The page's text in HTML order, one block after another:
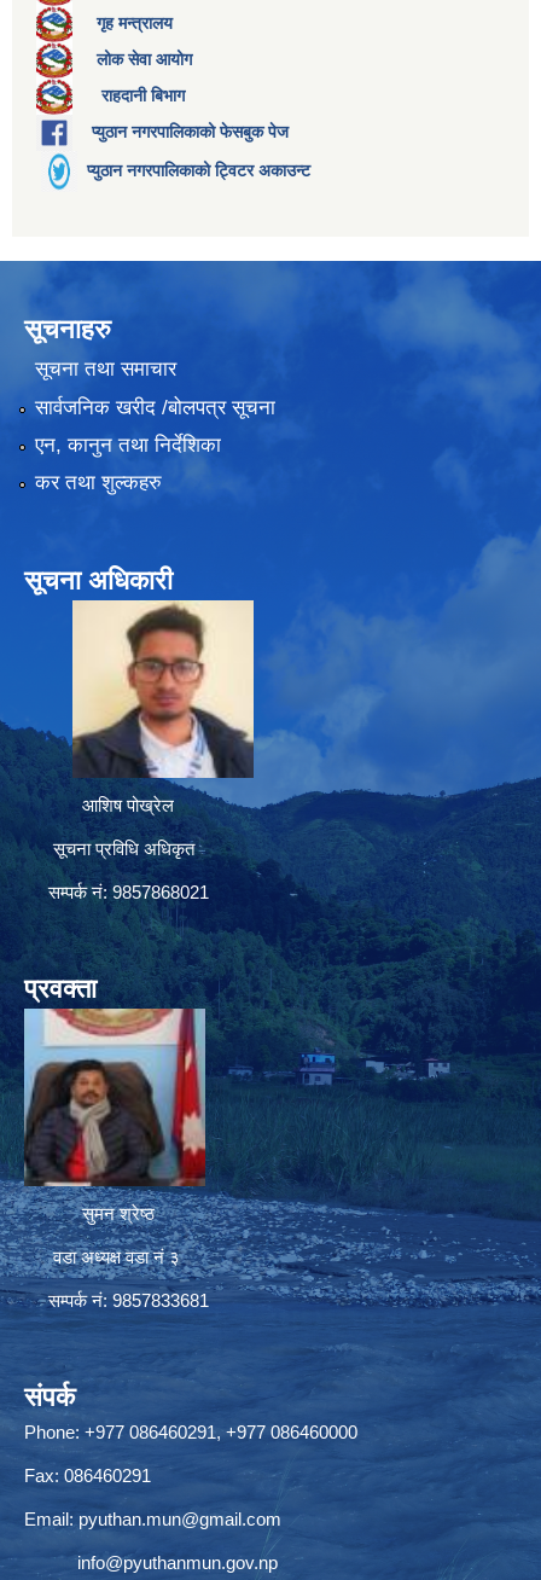
गृह मन्त्रालय
लोक सेवा आयोग
राहदानी बिभाग
प्युठान नगरपालिकाको फेसबुक पेज
प्युठान नगरपालिकाको ट्विटर अकाउन्ट
सूचनाहरु
सूचना तथा समाचार
सार्वजनिक खरीद /बोलपत्र सूचना
एन, कानुन तथा निर्देशिका
कर तथा शुल्कहरु
सूचना अधिकारी
आशिष पोख्रेल
सूचना प्रविधि अधिकृत
सम्पर्क नं: 9857868021
प्रवक्ता
सुमन श्रेष्ठ
वडा अध्यक्ष वडा नं ३
सम्पर्क नं: 9857833681
संपर्क
Phone: +977 086460291, +977 086460000
Fax: 086460291
Email: pyuthan.mun@gmail.com
info@pyuthanmun.gov.np